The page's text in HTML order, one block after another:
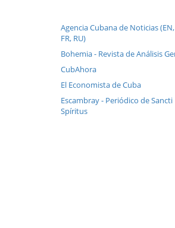
Agencia Cubana de Noticias (EN,
FR, RU)
Bohemia - Revista de Análisis
CubAhora
El Economista de Cuba
Escambray - Periódico de Sancti
Spíritus